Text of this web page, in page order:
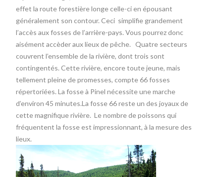
effet la route forestière longe celle-ci en épousant
généralement son contour. Ceci simplifie grandement
l’accès aux fosses de l’arrière-pays. Vous pourrez donc
aisément accèder aux lieux de pêche. Quatre secteurs
couvrent l’ensemble de la rivière, dont trois sont
contingentés. Cette rivière, encore toute jeune, mais
tellement pleine de promesses, compte 66 fosses
répertoriées. La fosse à Pinel nécessite une marche
d’environ 45 minutes.La fosse 66 reste un des joyaux de
cette magnifique rivière. Le nombre de poissons qui
fréquentent la fosse est impressionnant, à la mesure des
lieux.